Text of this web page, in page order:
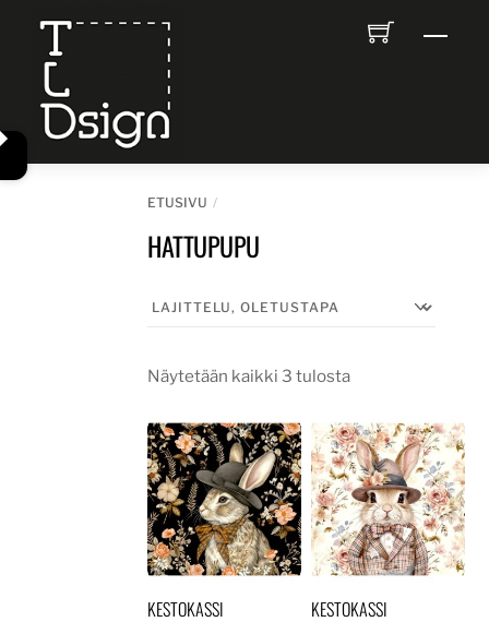
content
ETUSIVU
HATTUPUPU
Näytetään kaikki 3 tulosta
KESTOKASSI
KESTOKASSI